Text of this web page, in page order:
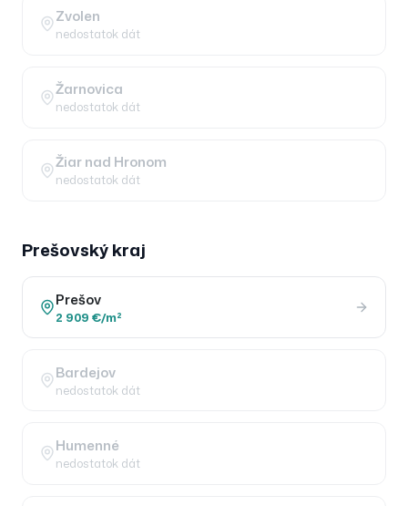
Zvolen
nedostatok dát
Žarnovica
nedostatok dát
Žiar nad Hronom
nedostatok dát
Prešovskýkraj
Prešov
2 909 €/m²
Bardejov
nedostatok dát
Humenné
nedostatok dát